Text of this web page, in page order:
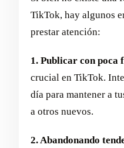
TikTok, hay algunos
prestar atención:
1. Publicar con poca
crucial en TikTok.
día para mantener a
a otros nuevos.
2. Abandonando